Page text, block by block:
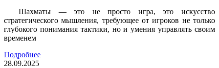
Шахматы — это не просто игра, это искусство
стратегического мышления, требующее от игроков не только
глубокого понимания тактики, но и умения управлять своим
временем
Подробнее
28.09.2025